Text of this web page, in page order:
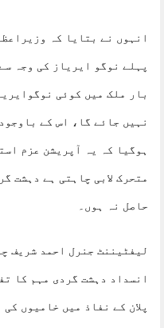
انہوں نے بتایا کہ
پہلے نوگو ایریاز کی وجہ
بار ملک میں کوئی
نہیں جائے گا، اس کے
ہوگیا کہ یہ آپریشن عزم
متحرک لابی چاہتی ہے دہشت
حاصل نہ ہوں۔
لیفٹیننٹ جنرل احمد شریف
انسداد دہشت گردی مہم کا
پلان کے نفاذ میں خامیوں